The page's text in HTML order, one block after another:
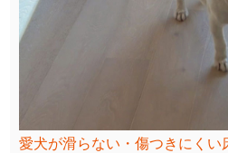
愛犬が滑らない・傷つきにくい